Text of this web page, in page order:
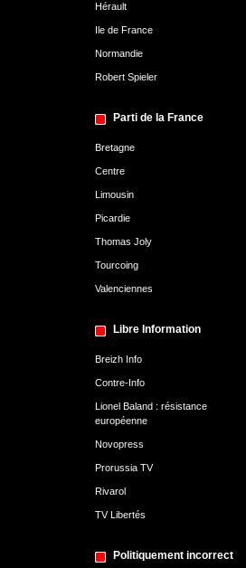
Hérault
Ile de France
Normandie
Robert Spieler
Parti de la France
Bretagne
Centre
Limousin
Picardie
Thomas Joly
Tourcoing
Valenciennes
Libre Information
Breizh Info
Contre-Info
Lionel Baland : résistance
européenne
Novopress
Prorussia TV
Rivarol
TV Libertés
Politiquement incorrect